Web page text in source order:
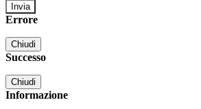
Errore
Chiudi
Successo
Chiudi
Informazione